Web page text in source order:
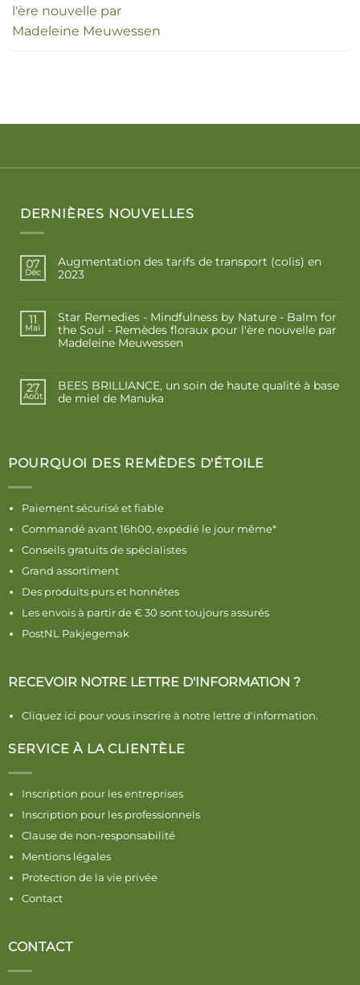
l'ère nouvelle par
Madeleine Meuwessen
DERNIÈRES NOUVELLES
07
Déc
Augmentation des tarifs de transport (colis) en
2023
11
Mai
Star Remedies - Mindfulness by Nature - Balm for
the Soul - Remèdes floraux pour l'ère nouvelle par
Madeleine Meuwessen
27
Août
BEES BRILLIANCE, un soin de haute qualité à base
de miel de Manuka
POURQUOI DES REMÈDES D'ÉTOILE
Paiement sécurisé et fiable
Commandé avant 16h00, expédié le jour même*
Conseils gratuits de spécialistes
Grand assortiment
Des produits purs et honnêtes
Les envois à partir de € 30 sont toujours assurés
PostNL Pakjegemak
RECEVOIR NOTRE LETTRE D'INFORMATION ?
Cliquez ici pour vous inscrire à notre lettre d'information.
SERVICE À LA CLIENTÈLE
Inscription pour les entreprises
Inscription pour les professionnels
Clause de non-responsabilité
Mentions légales
Protection de la vie privée
Contact
CONTACT